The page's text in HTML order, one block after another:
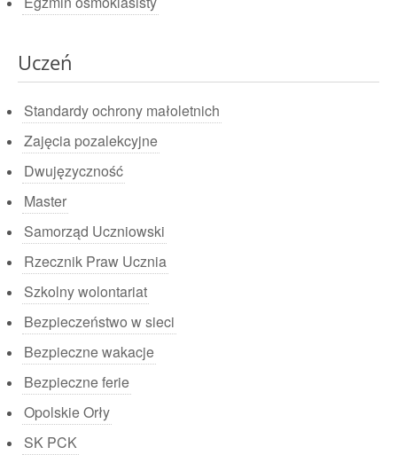
Uczeń
Standardy ochrony małoletnich
Zajęcia pozalekcyjne
Dwujęzyczność
Master
Samorząd Uczniowski
Rzecznik Praw Ucznia
Szkolny wolontariat
Bezpieczeństwo w sieci
Bezpieczne wakacje
Bezpieczne ferie
Opolskie Orły
SK PCK